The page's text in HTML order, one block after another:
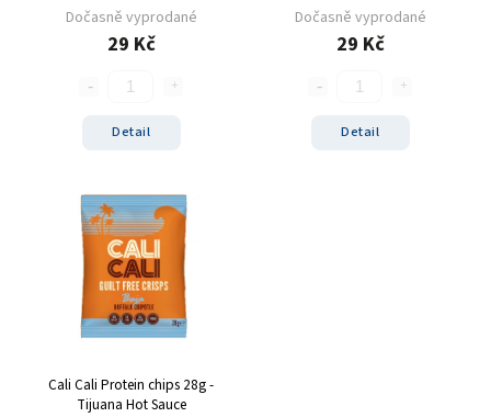
Dočasně vyprodané
29 Kč
Detail
Dočasně vyprodané
29 Kč
Detail
Cali Cali Protein chips 28g -
Tijuana Hot Sauce